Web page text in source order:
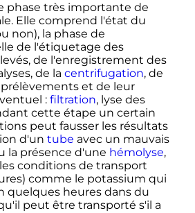
phase très importante de
Elle comprend l'état du
non), la phase de
de l'étiquetage des
de l'enregistrement des
de la centrifugation, de
et de leur
: filtration, lyse des
cette étape un certain
peut fausser les résultats
d'un tube avec un mauvais
la présence d'une hémolyse,
conditions de transport
comme le potassium qui
quelques heures dans du
peut être transporté s'il a